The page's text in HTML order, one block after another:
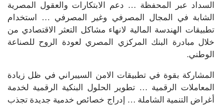
السداد عبر المحفظة … دعم الابتكارات والعقول المصرية
الشابة في المجال المصرفي وغير المصرفي … استخدام
تطبيقات الهندسة المالية لانهاء مشاكل التعثر الاقتصادي من
خلال مبادرة البنك المركزي المصري لعودة الروح للصناعة
الوطني.
المشاركة بقوة في تطبيقات الامن السيبراني في ظل زيادة
المعاملات الرقمية … تطوير الحلول البنكية الرقمية لخدمة
أغراض التنمية الشاملة … إدراج خصائص خدمية جديدة تجذب